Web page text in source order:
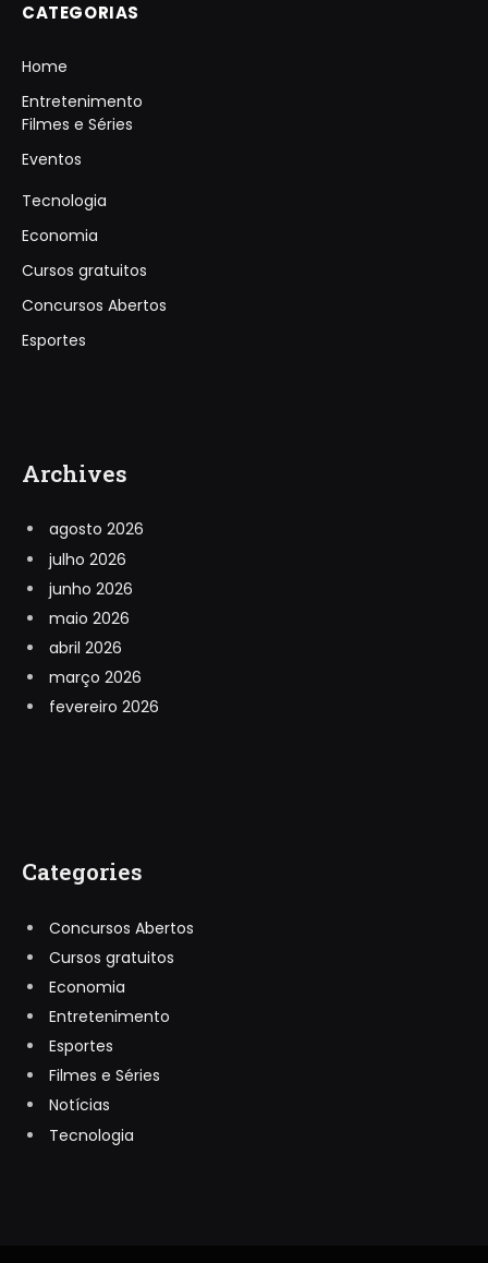
CATEGORIAS
Home
Entretenimento
Filmes e Séries
Eventos
Tecnologia
Economia
Cursos gratuitos
Concursos Abertos
Esportes
Archives
agosto 2026
julho 2026
junho 2026
maio 2026
abril 2026
março 2026
fevereiro 2026
Categories
Concursos Abertos
Cursos gratuitos
Economia
Entretenimento
Esportes
Filmes e Séries
Notícias
Tecnologia